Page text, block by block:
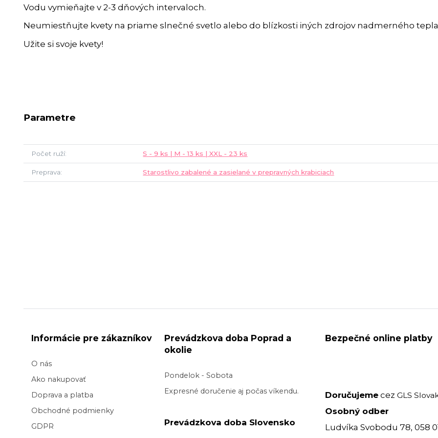
Vodu vymieňajte v 2-3 dňových intervaloch.
Neumiestňujte kvety na priame slnečné svetlo alebo do blízkosti iných zdrojov nadmerného
Užite si svoje kvety!
Parametre
Počet ruží S - 9 ks | M - 13 ks | XXL - 23 ks
Preprava Starostlivo zabalené a zasielané v prepravných krabiciach
Informácie pre zákazníkov
O nás
Ako nakupovať
Doprava a platba
Obchodné podmienky
GDPR
Prevádzkova doba Poprad a
okolie
Pondelok - Sobota
Expresné doručenie aj počas víkendu.
Prevádzkova doba Slovensko
Bezpečné online platby
Doručujeme cezGLS
Osobný odber
Ludvíka Svobodu 78, 058